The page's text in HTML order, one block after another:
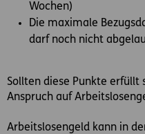
Wochen)
Die maximale
darf noch nicht
Sollten diese Punkte erfüllt
Anspruch auf
Arbeitslosengeld kann in